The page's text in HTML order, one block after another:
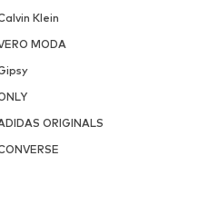
Klein
MODA
ORIGINALS